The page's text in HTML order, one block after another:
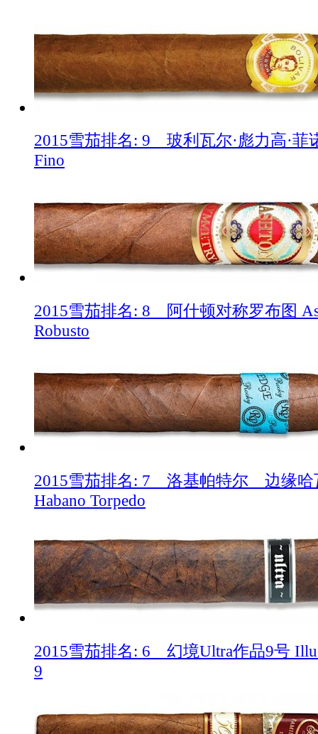
2015雪茄排名: 9 玻利瓦尔·彪力高·菲
Fino
2015雪茄排名: 8 阿什顿对称罗布图
Robusto
2015雪茄排名: 7 洛基帕特尔 边缘哈
Habano Torpedo
2015雪茄排名: 6 幻境Ultra作品9号
9